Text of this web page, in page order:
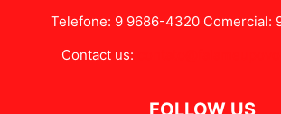
Telefone: 9 9686-4320 Comercial:
Contact us: